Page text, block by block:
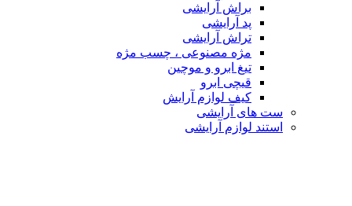
براش آرایشی
پد آرایشی
تراش آرایشی
مژه مصنوعی ، چسب مژه
تیغ ابرو و موچین
قیچی ابرو
کیف لوازم آرایش
ست های آرایشی
استند لوازم آرایشی